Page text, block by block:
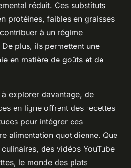
réduit. Ces substituts
protéines, faibles en graisses
à un régime
plus, ils permettent une
en matière de goûts et de
explorer davantage, de
en ligne offrent des recettes
pour intégrer ces
alimentation quotidienne. Que
des vidéos YouTube
le monde des plats